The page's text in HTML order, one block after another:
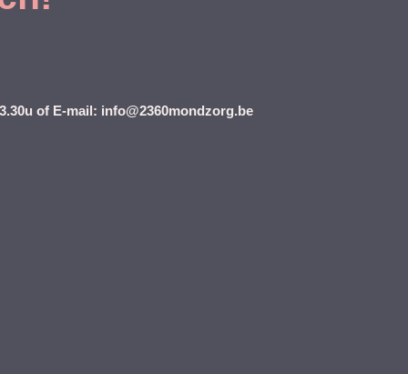
of E-mail: info@2360mondzorg.be